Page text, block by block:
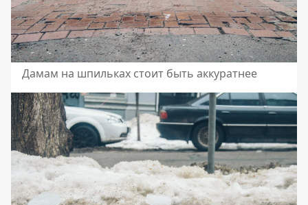
Дамам на шпильках стоит быть аккуратнее